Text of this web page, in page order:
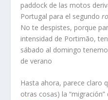
paddock de las motos
Portugal para el segundo
No te despistes, porque
intensidad de Portimão,
sábado al domingo
de verano
Hasta ahora, parece claro
otras cosas) la “migración”